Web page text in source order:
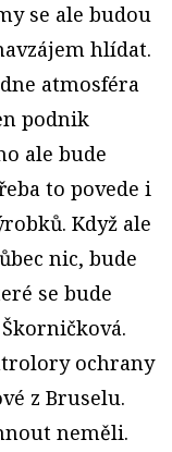
se ale budou
hlídat.
atmosféra
podnik
ale bude
to povede i
Když ale
nic, bude
se bude
ochrany
z Bruselu.
neměli.